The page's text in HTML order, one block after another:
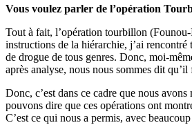
Vous voulez parler de l’opération
Tout à fait, l’opération tourbillon
instructions de la hiérarchie, j’ai
de drogue de tous genres. Donc, moi-
après analyse, nous nous sommes dit
Donc, c’est dans ce cadre que nous
pouvons dire que ces opérations ont
C’est ce qui nous a permis, avec